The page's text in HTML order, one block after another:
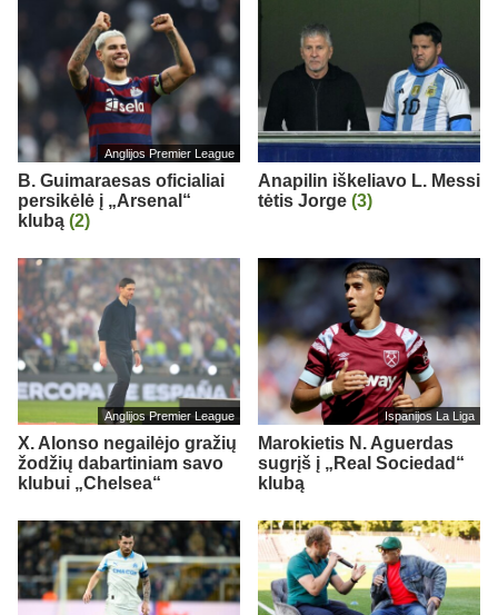
Anglijos Premier League
B. Guimaraesas oficialiai
persikėlė į „Arsenal“
klubą (2)
Anapilin iškeliavo L. Messi
tėtis Jorge (3)
Anglijos Premier League
X. Alonso negailėjo gražių
žodžių dabartiniam savo
klubui „Chelsea“
Ispanijos La Liga
Marokietis N. Aguerdas
sugrįš į „Real Sociedad“
klubą